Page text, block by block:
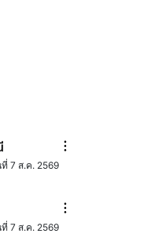
7 ส.ค. 2569
7 ส.ค. 2569